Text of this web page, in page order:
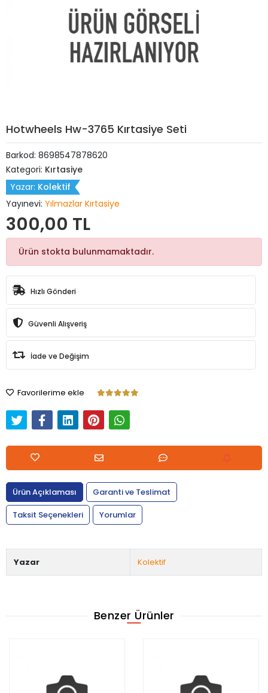
Hotwheels Hw-3765 Kırtasiye Seti
Barkod: 8698547878620
Kategori: Kırtasiye
Yazar: Kolektif
Yayınevi: Yılmazlar Kırtasiye
300,00 TL
Ürün stokta bulunmamaktadır.
Hızlı Gönderi
Güvenli Alışveriş
İade ve Değişim
Favorilerime ekle
Ürün Açıklaması
Garanti ve Teslimat
Taksit Seçenekleri
Yorumlar
Yazar Kolektif
Benzer Ürünler